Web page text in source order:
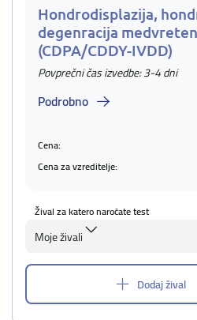
Hondrodisplazija,
degenracija
(CDPA/CDDY-IVDD)
Povprečni čas izvedbe: 3-4 dni
Podrobno
Cena:
Cena za vzreditelje:
Žival za katero naročate test
Moje živali
Dodaj žival